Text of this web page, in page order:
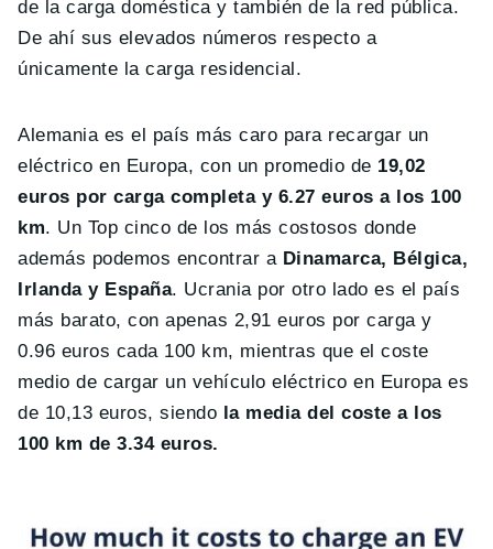
de la carga doméstica y también de la red pública.
De ahí sus elevados números respecto a
únicamente la carga residencial.
Alemania es el país más caro para recargar un
eléctrico en Europa, con un promedio de 19,02
euros por carga completa y 6.27 euros a los 100
km. Un Top cinco de los más costosos donde
además podemos encontrar a Dinamarca, Bélgica,
Irlanda y España. Ucrania por otro lado es el país
más barato, con apenas 2,91 euros por carga y
0.96 euros cada 100 km, mientras que el coste
medio de cargar un vehículo eléctrico en Europa es
de 10,13 euros, siendo la media del coste a los
100 km de 3.34 euros.